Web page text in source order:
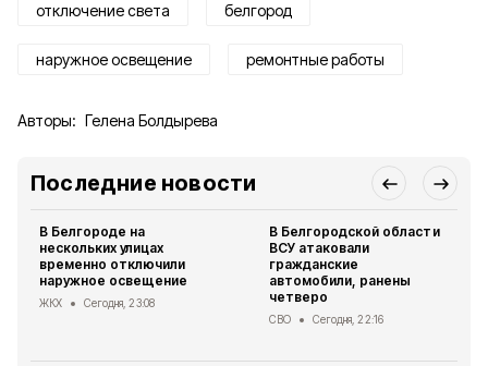
отключение света белгород
наружное освещение ремонтные работы
Авторы: Гелена Болдырева
Последние новости
В Белгороде на
нескольких улицах
временно отключили
наружное освещение
ЖКХ Сегодня, 23:08
В Белгородской области
ВСУ атаковали
гражданские
автомобили, ранены
четверо
СВО Сегодня, 22:16